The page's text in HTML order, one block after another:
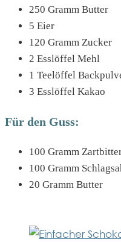
250 Gramm Butter
5 Eier
120 Gramm Zucker
2 Esslöffel Mehl
1 Teelöffel
3 Esslöffel Kakao
Für den Guss:
100 Gramm
100 Gramm
20 Gramm Butter